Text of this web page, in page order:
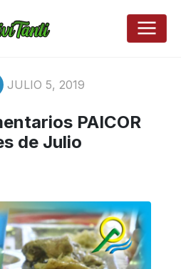
JULIO 5, 2019
PAICOR
de Julio